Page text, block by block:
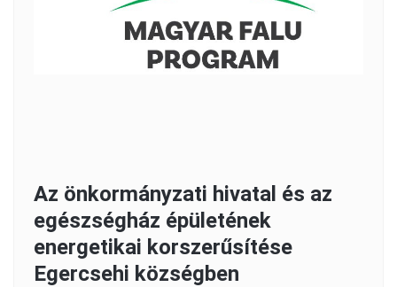
Az önkormányzati hivatal és az
egészségház épületének
energetikai korszerűsítése
Egercsehi községben